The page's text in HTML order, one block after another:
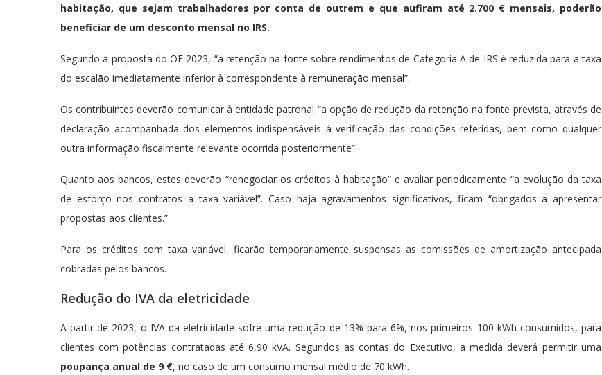
habitação, que sejam trabalhadores por conta de outrem e que aufiram até 2.700 € mensais, poderão
beneficiar de um desconto mensal no IRS.
Segundo a proposta do OE 2023, “a retenção na fonte sobre rendimentos de Categoria A de IRS é reduzida para a taxa
do escalão imediatamente inferior à correspondente à remuneração mensal”.
Os contribuintes deverão comunicar à entidade patronal “a opção de redução da retenção na fonte prevista, através de
declaração acompanhada dos elementos indispensáveis à verificação das condições referidas, bem como qualquer
outra informação fiscalmente relevante ocorrida posteriormente”.
Quanto aos bancos, estes deverão “renegociar os créditos à habitação” e avaliar periodicamente “a evolução da taxa
de esforço nos contratos a taxa variável”. Caso haja agravamentos significativos, ficam “obrigados a apresentar
propostas aos clientes.”
Para os créditos com taxa variável, ficarão temporariamente suspensas as comissões de amortização antecipada
cobradas pelos bancos.
Redução do IVA da eletricidade
A partir de 2023, o IVA da eletricidade sofre uma redução de 13% para 6%, nos primeiros 100 kWh consumidos, para
clientes com potências contratadas até 6,90 kVA. Segundos as contas do Executivo, a medida deverá permitir uma
poupança anual de 9 €, no caso de um consumo mensal médio de 70 kWh.